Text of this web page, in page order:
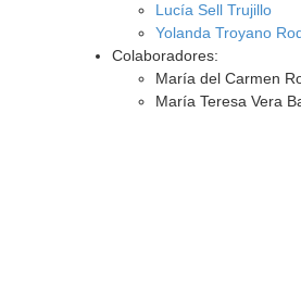
Lucía Sell Trujillo
Yolanda Troyano
Colaboradores:
María del Carmen
María Teresa Vera